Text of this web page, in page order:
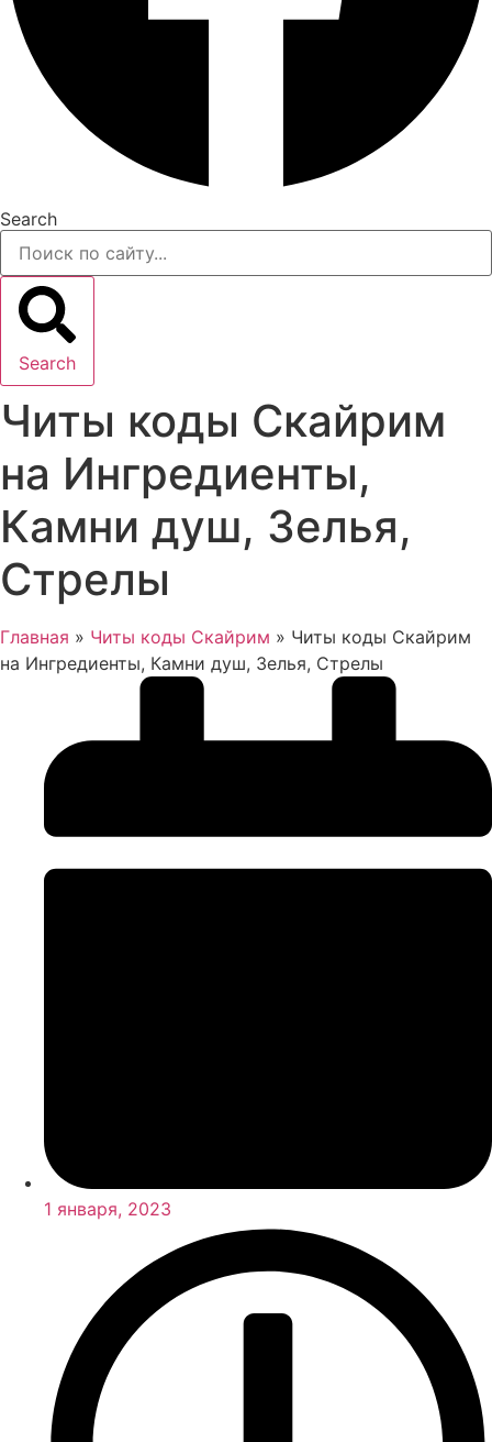
Search
Search
Читы коды Скайрим
на Ингредиенты,
Камни душ, Зелья,
Стрелы
Главная » Читы коды Скайрим » Читы коды Скайрим
на Ингредиенты, Камни душ, Зелья, Стрелы
1 января, 2023